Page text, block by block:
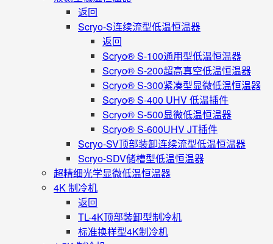
返回
Scryo-S连续流型低温恒温器
返回
Scryo® S-100通用型低温恒温器
Scryo® S-200超高真空低温恒温器
Scryo® S-300紧凑型显微低温恒温器
Scryo® S-400 UHV 低温插件
Scryo® S-500显微低温恒温器
Scryo® S-600UHV JT插件
Scryo-SV顶部装卸连续流型低温恒温器
Scryo-SDV储槽型低温恒温器
超精细光学显微低温恒温器
4K 制冷机
返回
TL-4K顶部装卸型制冷机
标准换样型4K制冷机